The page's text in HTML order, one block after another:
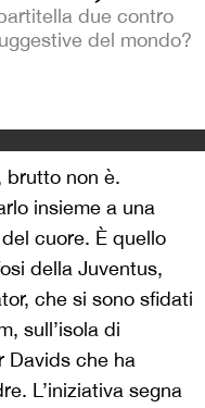
due contro
del mondo?
brutto non è.
insieme a una
cuore. È quello
della Juventus,
che si sono sfidati
sull’isola di
Davids che ha
L’iniziativa segna